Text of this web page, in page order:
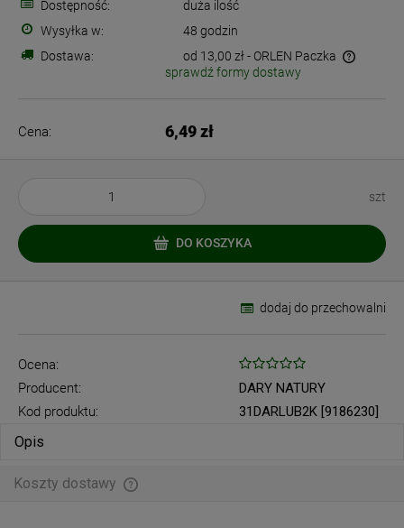
Dostępność:
duża ilość
Wysyłka w:
48 godzin
Dostawa:
od 13,00 zł- ORLEN Paczka
Cena nie zawiera ewentualnych kosztów płatności
sprawdź formy dostawy
Cena: 6,49 zł
szt
DO KOSZYKA
dodaj do przechowalni
Ocena:
Producent:
DARY NATURY
Kod produktu:
31DARLUB2K [9186230]
Opis
Koszty dostawy